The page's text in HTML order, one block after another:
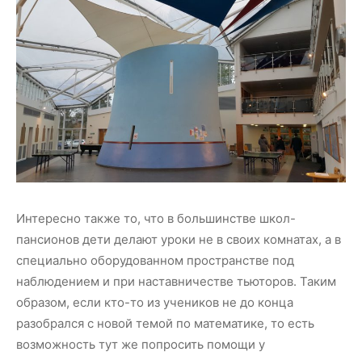
Интересно также то, что в большинстве школ-
пансионов дети делают уроки не в своих комнатах, а в
специально оборудованном пространстве под
наблюдением и при наставничестве тьюторов. Таким
образом, если кто-то из учеников не до конца
разобрался с новой темой по математике, то есть
возможность тут же попросить помощи у